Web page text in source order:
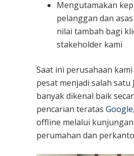
Mengutamakan
pelanggan dan
nilai tambah bagi
stakeholder kami
Saat ini perusahaan
pesat menjadi salah satu
banyak dikenal baik
pencarian teratas Google
offline melalui
perumahan dan